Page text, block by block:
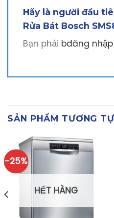
Hãy là người đầu
Rửa Bát Bosch
Bạn phải bđăng nhập
SẢN PHẨM TƯƠNG TỰ
-25%
HẾT HÀNG